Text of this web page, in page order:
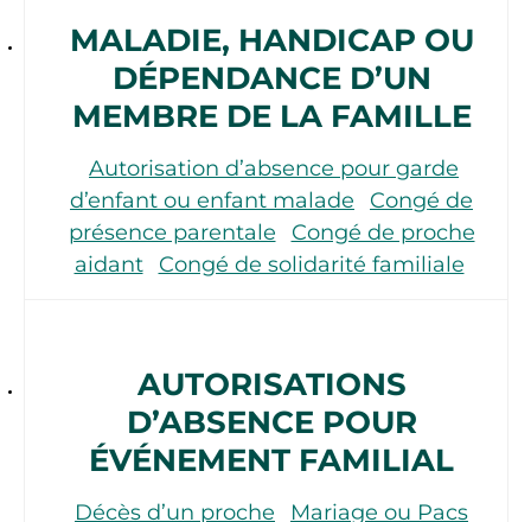
MALADIE, HANDICAP OU
DÉPENDANCE D’UN
MEMBRE DE LA FAMILLE
Autorisation d’absence pour garde
d’enfant ou enfant malade
Congé de
présence parentale
Congé de proche
aidant
Congé de solidarité familiale
AUTORISATIONS
D’ABSENCE POUR
ÉVÉNEMENT FAMILIAL
Décès d’un proche Mariage ou Pacs